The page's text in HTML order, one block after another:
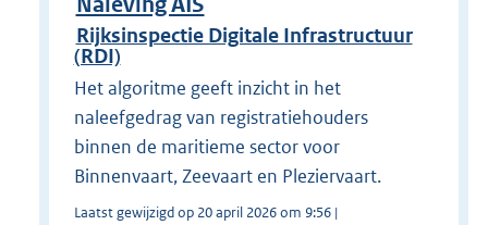
Rijksinspectie Digitale Infrastructuur
(RDI)
Het algoritme geeft inzicht in het
naleefgedrag van registratiehouders
binnen de maritieme sector voor
Binnenvaart, Zeevaart en Pleziervaart.
Laatst gewijzigd op 20 april 2026 om 9:56 |